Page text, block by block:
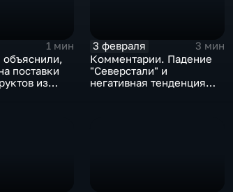
1 мин
поставки
из
3 февраля
3 мин
Комментарии. Падение
"Северстали" и
негативная тенденция